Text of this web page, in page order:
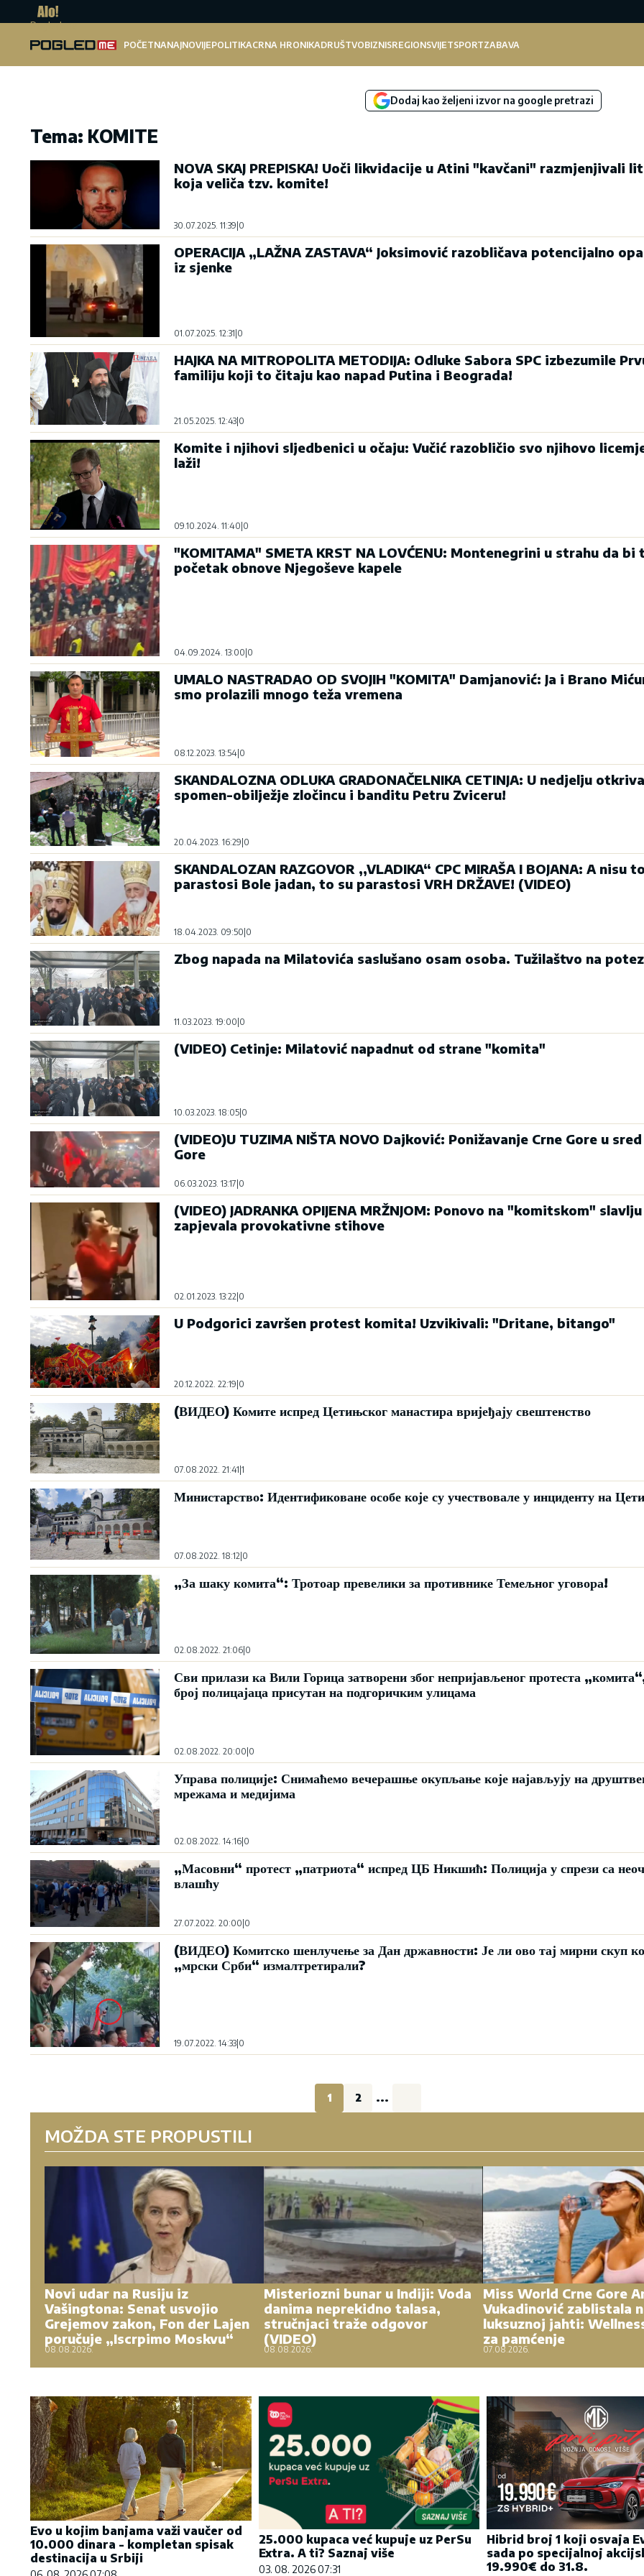
Pogled.me
POČETNANAJNOVIJEPOLITIKACRNA HRONIKADRUŠTVOBIZNISREGIONSVIJETSPORTZABAVA
Dodaj kao željeni izvor na google pretrazi
Tema: KOMITE
NOVA SKAJ PREPISKA! Uoči likvidacije u Atini "kavčani" razmjenjivali
koja veliča tzv. komite!
30.07.2025. 11:39 0
OPERACIJA „LAŽNA ZASTAVA“ Joksimović razobličava potencijalno
iz sjenke
01.07.2025. 12:31 0
HAJKA NA MITROPOLITA METODIJA: Odluke Sabora SPC izbezumile
familiju koji to čitaju kao napad Putina i Beograda!
21.05.2025. 12:43 0
Komite i njihovi sljedbenici u očaju: Vučić razobličio svo njihovo
laži!
09.10.2024. 11:40 0
"KOMITAMA" SMETA KRST NA LOVĆENU: Montenegrini u strahu da bi
početak obnove Njegoševe kapele
04.09.2024. 13:00 0
UMALO NASTRADAO OD SVOJIH "KOMITA" Damjanović: Ja i Brano
smo prolazili mnogo teža vremena
08.12.2023. 13:54 0
SKANDALOZNA ODLUKA GRADONAČELNIKA CETINJA: U nedjelju otkriva
spomen-obilježje zločincu i banditu Petru Zviceru!
20.04.2023. 16:29 0
SKANDALOZAN RAZGOVOR ,,VLADIKA“ CPC MIRAŠA I BOJANA: A nisu
parastosi Bole jadan, to su parastosi VRH DRŽAVE! (VIDEO)
18.04.2023. 09:50|0
Zbog napada na Milatovića saslušano osam osoba. Tužilaštvo na
11.03.2023. 19:00 0
(VIDEO) Cetinje: Milatović napadnut od strane "komita"
10.03.2023. 18:05 0
(VIDEO)U TUZIMA NIŠTA NOVO Dajković: Ponižavanje Crne Gore u
Gore
06.03.2023. 13:17|0
(VIDEO) JADRANKA OPIJENA MRŽNJOM: Ponovo na "komitskom" slavlju
zapjevala provokativne stihove
02.01.2023. 13:22 0
U Podgorici završen protest komita! Uzvikivali: "Dritane, bitango"
20.12.2022. 22:19 0
(ВИДЕО) Комите испред Цетињског манастира вријеђају свештенство
07.08.2022. 21:41|1
Министарство: Идентификоване особе које су учествовале у инциденту на
07.08.2022. 18:12 0
„За шаку комита“: Тротоар превелики за противнике Темељног уговора!
02.08.2022. 21:06|0
Сви прилази ка Вили Горица затворени због непријављеног протеста
број полицајаца присутан на подгоричким улицама
02.08.2022. 20:00|0
Управа полиције: Снимаћемо вечерашње окупљање које најављују на
мрежама и медијима
02.08.2022. 14:16|0
„Масовни“ протест „патриота“ испред ЦБ Никшић: Полиција у спрези са
влашћу
27.07.2022. 20:00 0
(ВИДЕО) Комитско шенлучење за Дан државности: Је ли ово тај мирни скуп
„мрски Срби“ измалтретирали?
19.07.2022. 14:33 0
1 2 ...
MOŽDA STE PROPUSTILI
Novi udar na Rusiju iz
Vašingtona: Senat usvojio
Grejemov zakon, Fon der Lajen
poručuje „Iscrpimo Moskvu“
08.08.2026.
Misteriozni bunar u Indiji: Voda
danima neprekidno talasa,
stručnjaci traže odgovor
(VIDEO)
08.08.2026.
Miss World Crne Gore
Vukadinović zablistala
luksuznoj jahti:
za pamćenje
07.08.2026.
Evo u kojim banjama važi vaučer od
10.000 dinara - kompletan spisak
destinacija u Srbiji
25.000 kupaca već kupuje uz PerSu
Extra. A ti? Saznaj više
03. 08. 2026 07:31
Hibrid broj 1 koji osvaja
sada po specijalnoj
19.990€ do 31.8.